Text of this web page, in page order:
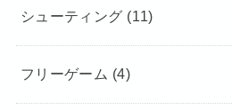
シューティング (11)
フリーゲーム (4)